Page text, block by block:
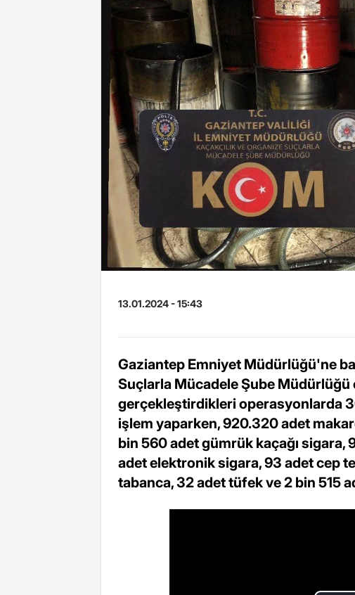
13.01.2024 - 15:43
Gaziantep Emniyet Müdürlüğü'ne
Suçlarla Mücadele Şube Müdürlüğü
gerçekleştirdikleri operasyonlarda
işlem yaparken, 920.320 adet
bin 560 adet gümrük kaçağı
adet elektronik sigara, 93 adet cep
tabanca, 32 adet tüfek ve 2 bin 515